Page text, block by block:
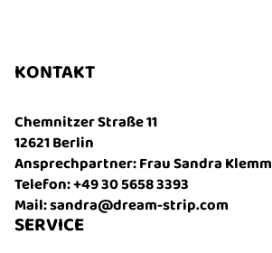
KONTAKT
Chemnitzer Straße 11
12621 Berlin
Ansprechpartner: Frau Sandra Klemm
Telefon: +49 30 5658 3393
Mail: sandra@dream-strip.com
SERVICE